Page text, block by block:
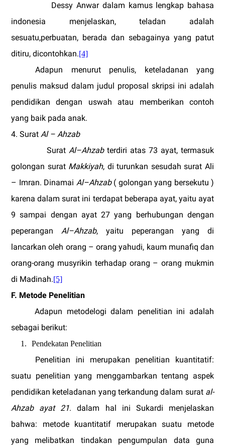
Dessy Anwar dalam kamus lengkap bahasa
indonesia menjelaskan, teladan adalah
sesuatu,perbuatan, berada dan sebagainya yang patut
ditiru, dicontohkan.[4]
Adapun menurut penulis, keteladanan yang
penulis maksud dalam judul proposal skripsi ini adalah
pendidikan dengan uswah atau memberikan contoh
yang baik pada anak.
4. Surat Al – Ahzab
SuratAl–Ahzabterdiri atas 73 ayat, termasuk
golongan surat Makkiyah, di turunkan sesudah surat Ali
– Imran. Dinamai Al–Ahzab( golongan yang bersekutu )
karena dalam surat ini terdapat beberapa ayat, yaitu ayat
9 sampai dengan ayat 27 yang berhubungan dengan
peperangan Al–Ahzab, yaitu peperangan yang di
lancarkan oleh orang – orang yahudi, kaum munafiq dan
orang-orang musyrikin terhadap orang – orang mukmin
di Madinah.[5]
F. Metode Penelitian
Adapun metodelogi dalam penelitian ini adalah
sebagai berikut:
1. Pendekatan Penelitian
Penelitian ini merupakan penelitian kuantitatif:
suatu penelitian yang menggambarkan tentang aspek
pendidikan keteladanan yang terkandung dalam surat al-
Ahzab ayat 21. dalam hal ini Sukardi menjelaskan
bahwa: metode kuantitatif merupakan suatu metode
yang melibatkan tindakan pengumpulan data guna